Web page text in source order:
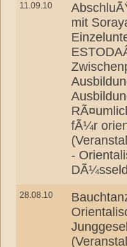
11.09.10
mit
fÃ¼r
-
28.08.10